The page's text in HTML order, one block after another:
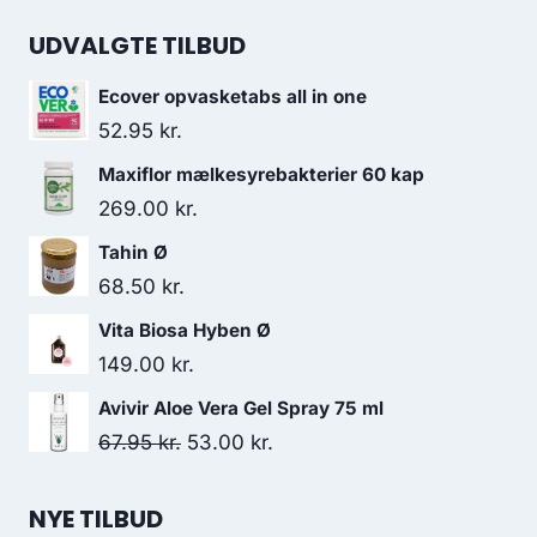
UDVALGTE TILBUD
Ecover opvasketabs all in one
52.95 kr.
Maxiflor mælkesyrebakterier 60 kap
269.00 kr.
Tahin Ø
68.50 kr.
Vita Biosa Hyben Ø
149.00 kr.
Avivir Aloe Vera Gel Spray 75 ml
67.95kr. Den
53.00 kr.
NYE TILBUD